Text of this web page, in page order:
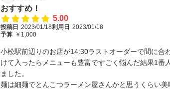
おすすめ！
5.00
投稿日 2023/01/18利用日 2023/01/18
予算 ￥1,000
小松駅前辺りのお店が14:30ラストオーダーで間に合
けて入ったらメニューも豊富ですごく悩んだ結果1番
ました。
麺は細麺でとんこつラーメン屋さんかと思うくらい美